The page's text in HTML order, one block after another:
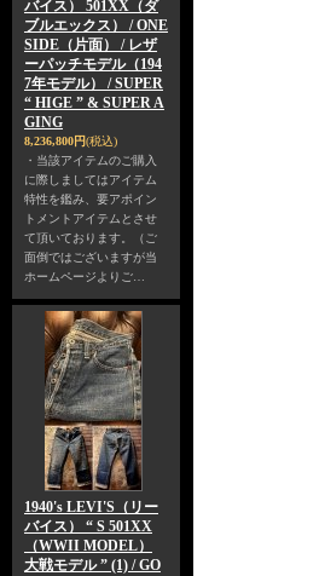
バイス） 501XX（ダ
ブルエックス） / ONE
SIDE（片面） / レザ
ーパッチモデル（194
7年モデル） / SUPER
“ HIGE ” & SUPER A
GING
8,236,800円(税込)
・当該アイテムのご購入
に際しましてはアイテム
特性を鑑み、要アポイン
トメントアイテムとさせ
て頂いております。（ご
面倒ではございますが当
ホームページよりご…
1940's LEVI'S（リー
バイス） “ S 501XX
（WWII MODEL）
大戦モデル ” (1) / GO